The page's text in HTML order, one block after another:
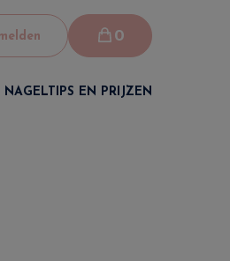
0
NAGELTIPS EN PRIJZEN